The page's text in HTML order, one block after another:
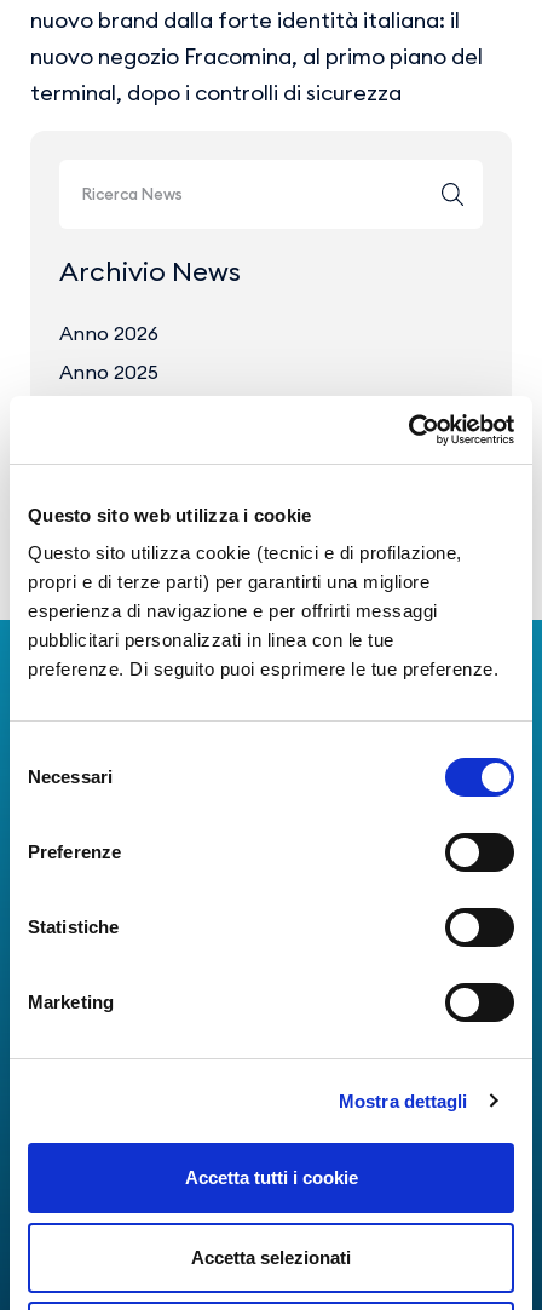
Questo sito web utilizza i cookie
Questo sito utilizza cookie (tecnici e di profilazione,
propri e di terze parti) per garantirti una migliore
esperienza di navigazione e per offrirti messaggi
pubblicitari personalizzati in linea con le tue
preferenze. Di seguito puoi esprimere le tue preferenze.
delNecessari
Preferenze
Statistiche
Marketing
Mostra dettagli
Accetta tutti i cookie
Accetta selezionati
nuovo brand dalla forte identità italiana: il
nuovo negozio Fracomina, al primo piano del
terminal, dopo i controlli di sicurezza
Archivio News
Anno 2026
Anno 2025
Scarica App
La Guida dei Servizi dell'Aeroporto Internazionale di
Informazioni in tempo reale sui voli, tutti i servizi e i
all'Aeroporto di Napoli ancora più coinvolgente e